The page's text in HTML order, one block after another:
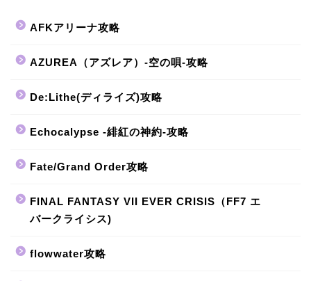
AFKアリーナ攻略
AZUREA（アズレア）-空の唄-攻略
De:Lithe(ディライズ)攻略
Echocalypse -緋紅の神約-攻略
Fate/Grand Order攻略
FINAL FANTASY VII EVER CRISIS（FF7 エ
バークライシス)
flowwater攻略